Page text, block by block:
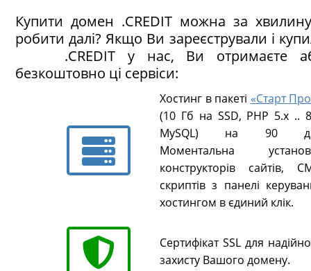
Купити домен .CREDIT можна за
робити далі? Якщо Ви зареєстрували і
.CREDIT у нас, Ви отримаєте
безкоштовно ці сервіси:
Хостинг в пакеті «Старт
(10 Гб на SSD, PHP 5.х ..
MySQL) на 90
Моментальна
конструкторів сайтів,
скриптів з панелі
хостингом в єдиний клік.
Сертифікат SSL для
захисту Вашого домену.